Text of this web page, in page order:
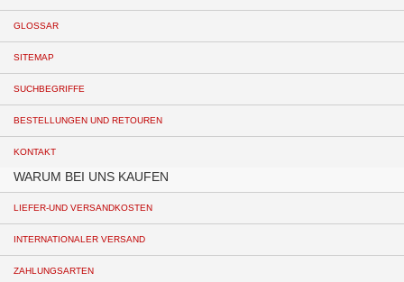
GLOSSAR
SITEMAP
SUCHBEGRIFFE
BESTELLUNGEN UND RETOUREN
KONTAKT
WARUM BEI UNS KAUFEN
LIEFER-UND VERSANDKOSTEN
INTERNATIONALER VERSAND
ZAHLUNGSARTEN